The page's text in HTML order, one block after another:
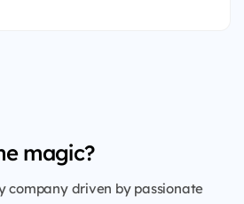
magic?
company driven by passionate